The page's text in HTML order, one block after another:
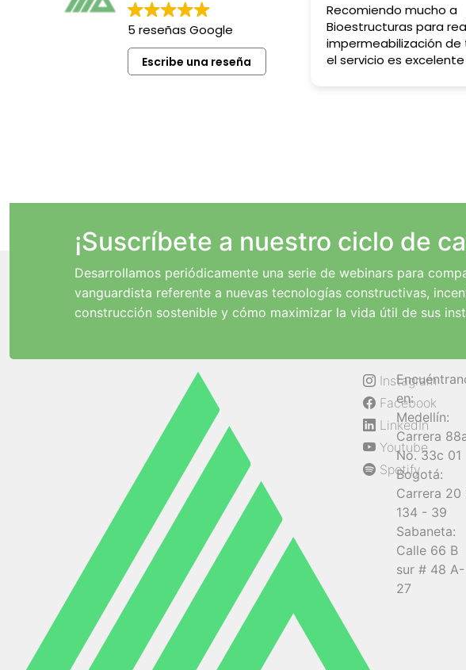
5 reseñas Google
Escribe una reseña
Recomiendo mucho a
Bioestructuras para
impermeabilización de
el servicio es
¡Suscríbete a nuestro ciclo de
Desarrollamos periódicamente una serie de webinars para
vanguardista referente a nuevas tecnologías constructivas,
construcción sostenible y cómo maximizar la vida útil de sus
en:
Medellín:
Carrera
No. 33c 01
Bogotá:
Carrera 20
134 - 39
Sabaneta:
Calle 66 B
sur # 48 A-
27
Instagram
Facebook
LinkedIn
Youtube
Spotify